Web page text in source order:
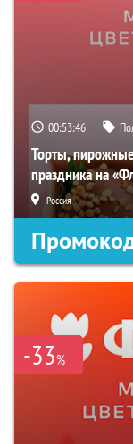
00:53:45
Торты,
праздника на
Россия
-33%